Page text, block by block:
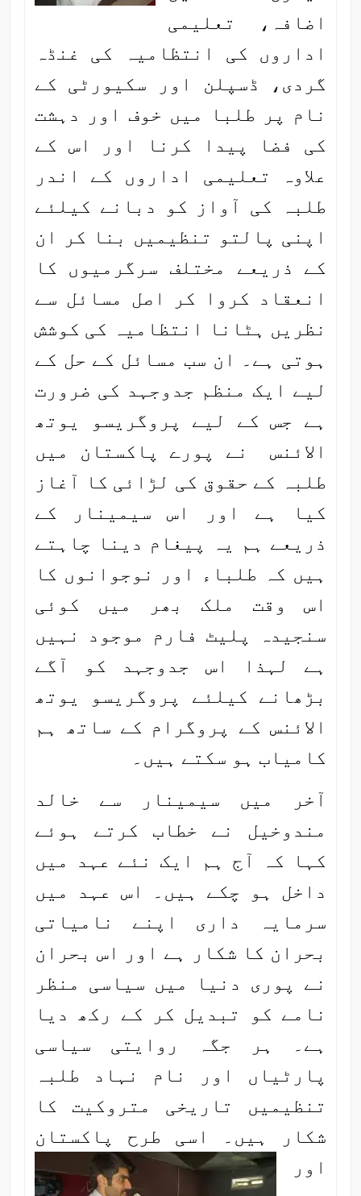
اضافہ، تعلیمی
اداروں کی انتظامیہ کی غنڈہ
گردی، ڈسپلن اور سکیورٹی کے
نام پر طلبا میں خوف اور دہشت
کی فضا پیدا کرنا اور اس کے
علاوہ تعلیمی اداروں کے اندر
طلبہ کی آواز کو دبانے کیلئے
اپنی پالتو تنظیمیں بنا کر ان
کے ذریعے مختلف سرگرمیوں کا
انعقاد کروا کر اصل مسائل سے
نظریں ہٹانا انتظامیہ کی کوشش
ہوتی ہے۔ ان سب مسائل کے حل کے
لیے ایک منظم جدوجہد کی ضرورت
ہے جس کے لیے پروگریسو یوتھ
الائنس نے پورے پاکستان میں
طلبہ کے حقوق کی لڑائی کا آغاز
کیا ہے اور اس سیمینار کے
ذریعے ہم یہ پیغام دینا چاہتے
ہیں کہ طلباء اور نوجوانوں کا
اس وقت ملک بھر میں کوئی
سنجیدہ پلیٹ فارم موجود نہیں
ہے لہذا اس جدوجہد کو آگے
بڑھانے کیلئے پروگریسو یوتھ
الائنس کے پروگرام کے ساتھ ہم
کامیاب ہو سکتے ہیں۔
آخر میں سیمینار سے خالد
مندوخیل نے خطاب کرتے ہوئے
کہا کہ آج ہم ایک نئے عہد میں
داخل ہو چکے ہیں۔ اس عہد میں
سرمایہ داری اپنے نامیاتی
بحران کا شکار ہے اور اس بحران
نے پوری دنیا میں سیاسی منظر
نامے کو تبدیل کر کے رکھ دیا
ہے۔ ہر جگہ روایتی سیاسی
پارٹیاں اور نام نہاد طلبہ
تنظیمیں تاریخی متروکیت کا
شکار ہیں۔
اسی طرح پاکستان
اور